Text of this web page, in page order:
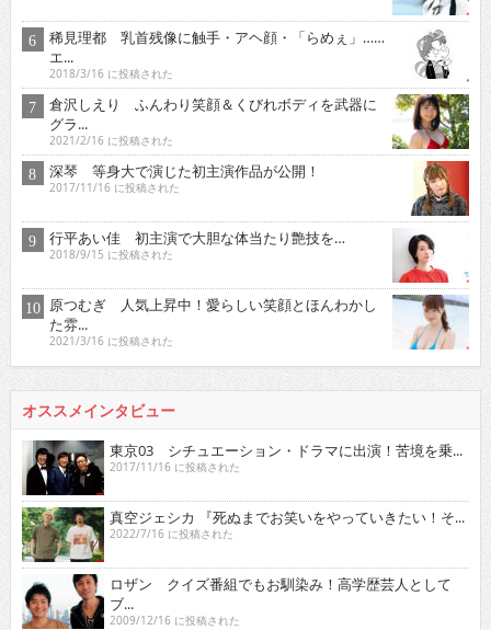
稀見理都 乳首残像に触手・アヘ顔・「らめぇ」……
エ...
2018/3/16 に投稿された
倉沢しえり ふんわり笑顔＆くびれボディを武器に
グラ...
2021/2/16 に投稿された
深琴 等身大で演じた初主演作品が公開！
2017/11/16 に投稿された
行平あい佳 初主演で大胆な体当たり艶技を…
2018/9/15 に投稿された
原つむぎ 人気上昇中！愛らしい笑顔とほんわかし
た雰...
2021/3/16 に投稿された
オススメインタビュー
東京03 シチュエーション・ドラマに出演！苦境を乗...
2017/11/16 に投稿された
真空ジェシカ 『死ぬまでお笑いをやっていきたい！そ...
2022/7/16 に投稿された
ロザン クイズ番組でもお馴染み！高学歴芸人として
ブ...
2009/12/16 に投稿された